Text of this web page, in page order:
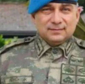
Manşet Altı
Manşetler
Resmi İlan